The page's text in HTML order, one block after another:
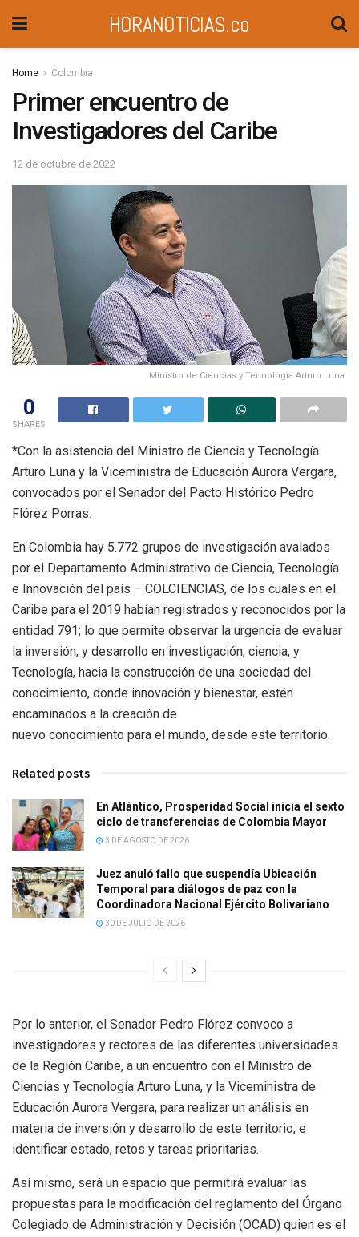
HORANOTICIAS.co
Home Colombia
Primer encuentro de
Investigadores del Caribe
12 de octubre de 2022
Ministro de Ciencias y Tecnología Arturo Luna.
0
SHARES
*Con la asistencia del Ministro de Ciencia y Tecnología
Arturo Luna y la Viceministra de Educación Aurora Vergara,
convocados por el Senador del Pacto Histórico Pedro
Flórez Porras.
En Colombia hay 5.772 grupos de investigación avalados
por el Departamento Administrativo de Ciencia, Tecnología
e Innovación del país – COLCIENCIAS, de los cuales en el
Caribe para el 2019 habían registrados y reconocidos por la
entidad 791; lo que permite observar la urgencia de evaluar
la inversión, y desarrollo en investigación, ciencia, y
Tecnología, hacia la construcción de una sociedad del
conocimiento, donde innovación y bienestar, estén
encaminados a la creación de
nuevo conocimiento para el mundo, desde este territorio.
Related posts
En Atlántico, Prosperidad Social inicia el sexto
ciclo de transferencias de Colombia Mayor
3 DE AGOSTO DE 2026
Juez anuló fallo que suspendía Ubicación
Temporal para diálogos de paz con la
Coordinadora Nacional Ejército Bolivariano
30 DE JULIO DE 2026
Por lo anterior, el Senador Pedro Flórez convoco a
investigadores y rectores de las diferentes universidades
de la Región Caribe, a un encuentro con el Ministro de
Ciencias y Tecnología Arturo Luna, y la Viceministra de
Educación Aurora Vergara, para realizar un análisis en
materia de inversión y desarrollo de este territorio, e
identificar estado, retos y tareas prioritarias.
Así mismo, será un espacio que permitirá evaluar las
propuestas para la modificación del reglamento del Órgano
Colegiado de Administración y Decisión (OCAD) quien es el